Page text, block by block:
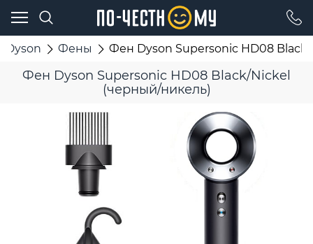
Dyson Фены Фен Dyson Supersonic HD08
Фен Dyson Supersonic HD08 Black/Nickel
(черный/никель)